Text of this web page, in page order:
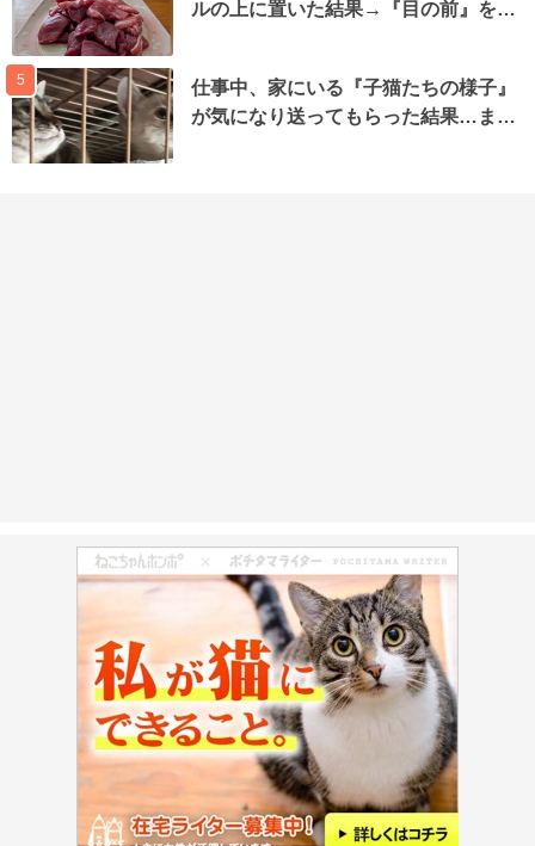
ルの上に置いた結果→『目の前』を…
5
仕事中、家にいる『子猫たちの様子』
が気になり送ってもらった結果…ま…